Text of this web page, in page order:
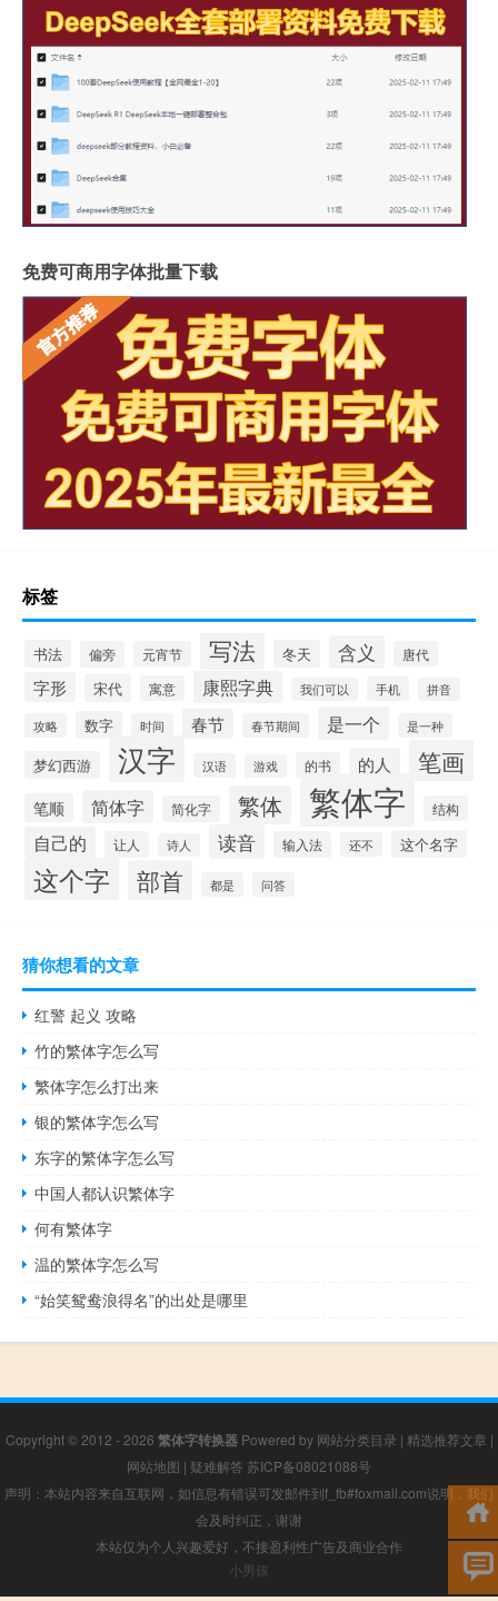
免费可商用字体批量下载
标签
书法 偏旁 元宵节 写法 冬天 含义 唐代
字形 宋代 寓意 康熙字典 我们可以 手机 拼音
攻略 数字 时间 春节 春节期间 是一个 是一种
梦幻西游 汉字 汉语 游戏 的书 的人 笔画
笔顺 简体字 简化字 繁体 繁体字 结构
自己的 让人 诗人 读音 输入法 还不 这个名字
这个字 部首 都是 问答
猜你想看的文章
红警 起义 攻略
竹的繁体字怎么写
繁体字怎么打出来
银的繁体字怎么写
东字的繁体字怎么写
中国人都认识繁体字
何有繁体字
温的繁体字怎么写
“始笑鸳鸯浪得名”的出处是哪里
Copyright © 2012 - 2026 繁体字转换器Powered by 网站分类目录 | 精选推荐文章 |
网站地图 | 疑难解答 苏ICP备08021088号
声明：本站内容来自互联网，如信息有错误可发邮件到f_fb#foxmail.com说明，我们
会及时纠正，谢谢
本站仅为个人兴趣爱好，不接盈利性广告及商业合作
小男孩